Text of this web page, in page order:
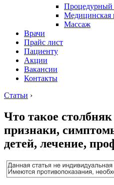
Процедурный
Медицинская
Массаж
Врачи
Прайс лист
Пациенту
Акции
Вакансии
Контакты
Статьи ›
Что такое
признаки,
детей, лечение,